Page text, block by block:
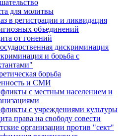
для молитвы
в регистрации и ликвидация
объединений
от гонений
дискриминация
и борьба с
борьба
и СМИ
с местным населением и
с учреждениями культуры
права на свободу совести
организации против "сект"